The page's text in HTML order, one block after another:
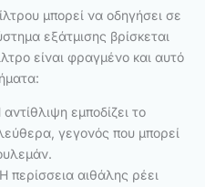
μπορεί να οδηγήσει σε
εξάτμισης βρίσκεται
είναι φραγμένο και αυτό
αντίθλιψη εμποδίζει το
γεγονός που μπορεί
Η περίσσεια αιθάλης ρέει